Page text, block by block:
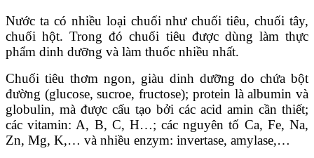
Nước ta có nhiều loại chuối như chuối tiêu, chuối tây,
chuối hột. Trong đó chuối tiêu được dùng làm thực
phẩm dinh dưỡng và làm thuốc nhiều nhất.
Chuối tiêu thơm ngon, giàu dinh dưỡng do chứa bột
đường (glucose, sucroe, fructose); protein là albumin và
globulin, mà được cấu tạo bởi các acid amin cần thiết;
các vitamin: A, B, C, H…; các nguyên tố Ca, Fe, Na,
Zn, Mg, K,… và nhiều enzym: invertase, amylase,…